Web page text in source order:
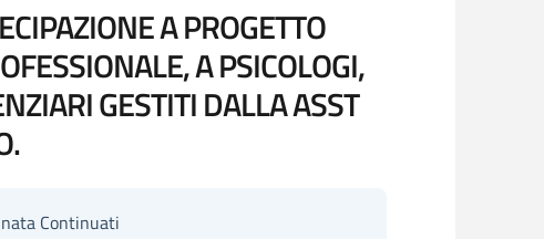
A PROGETTO
A PSICOLOGI,
GESTITI DALLA ASST
Continuati